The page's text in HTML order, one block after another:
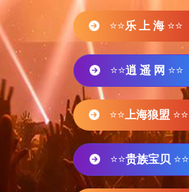
⭐⭐乐 上 海 ⭐⭐
⭐⭐逍 遥 网 ⭐⭐
⭐⭐ 上海狼盟 ⭐⭐
⭐⭐贵族宝贝 ⭐⭐